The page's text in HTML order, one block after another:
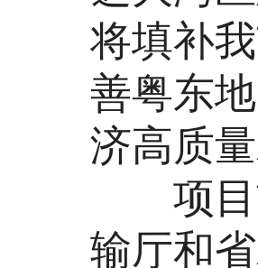
将填补
善粤东
济高质量
项目
输厅和